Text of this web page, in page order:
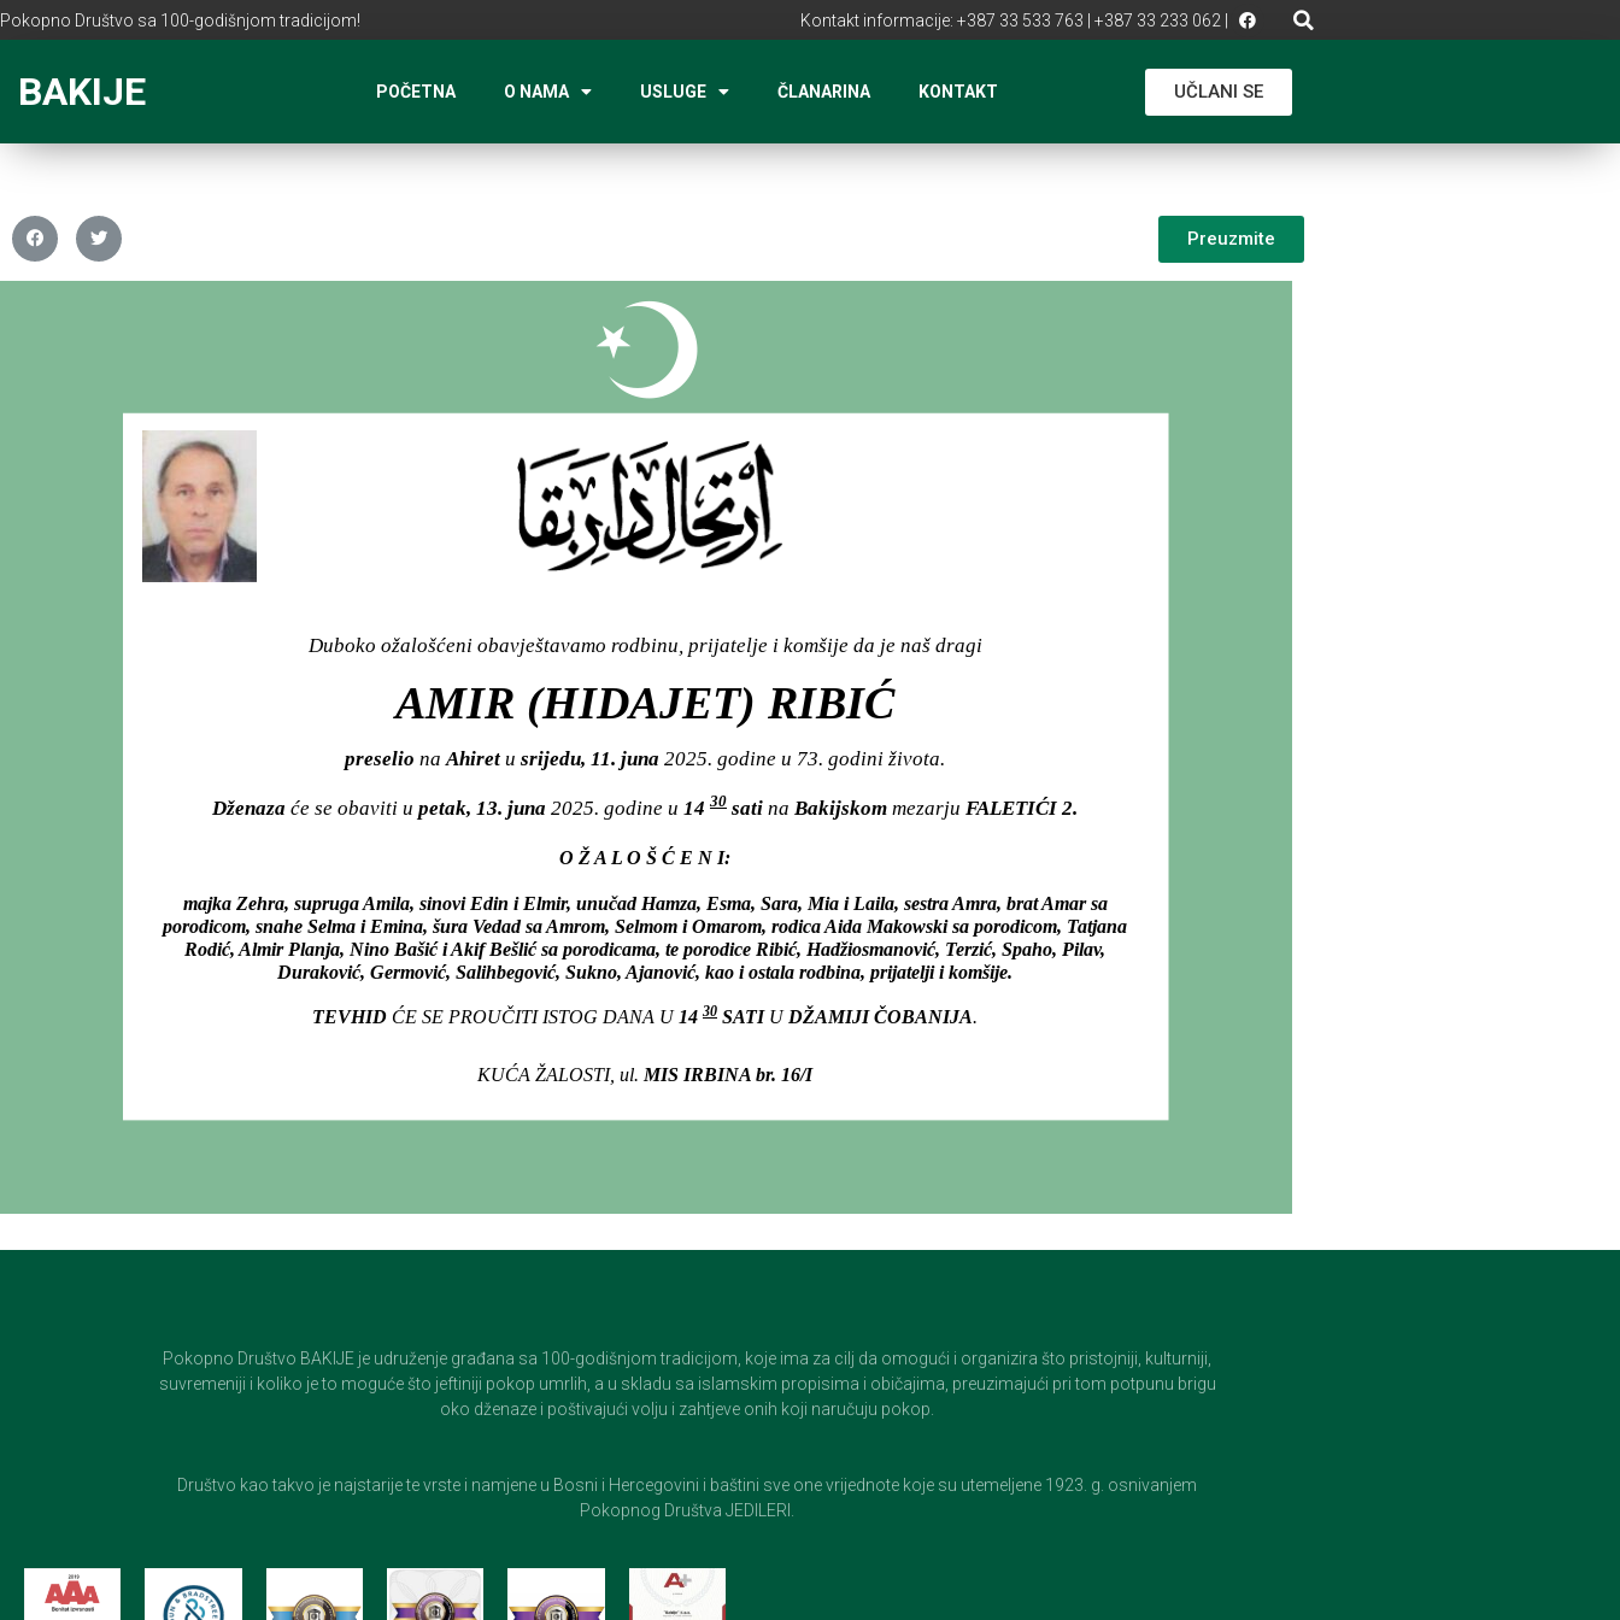
Pokopno Društvo sa 100-godišnjom tradicijom! Kontakt informacije: +387 33 533 763 | +387 33 233 062 |
BAKIJE POČETNA O NAMA USLUGE ČLANARINA KONTAKT UČLANI SE
Preuzmite
Duboko ožalošćeni obavještavamo rodbinu, prijatelje i komšije da je naš dragi
AMIR (HIDAJET) RIBIĆ
preselio naAhiret u srijedu, 11. juna 2025. godine u 73. godini života.
Dženaza će se obaviti u petak, 13. juna 2025. godine u 14 30 sati na Bakijskom mezarju FALETIĆI 2.
O Ž A L O Š Ć E N I:
majka Zehra, supruga Amila, sinovi Edin i Elmir, unučad Hamza, Esma, Sara, Mia i Laila, sestra Amra, brat Amar sa
porodicom, snahe Selma i Emina, šura Vedad sa Amrom, Selmom i Omarom, rodica Aida Makowski sa porodicom, Tatjana
Rodić, Almir Planja, Nino Bašić i Akif Bešlić sa porodicama, te porodice Ribić, Hadžiosmanović, Terzić, Spaho, Pilav,
Duraković, Germović, Salihbegović, Sukno, Ajanović, kao i ostala rodbina, prijatelji i komšije.
TEVHID ĆE SE PROUČITI ISTOG DANA U 14 30 SATIU DŽAMIJI ČOBANIJA.
KUĆA ŽALOSTI, ul. MIS IRBINA br. 16/I
Pokopno Društvo BAKIJE je udruženje građana sa 100-godišnjom tradicijom, koje ima za cilj da omogući i organizira što pristojniji, kulturniji,
suvremeniji i koliko je to moguće što jeftiniji pokop umrlih, a u skladu sa islamskim propisima i običajima, preuzimajući pri tom potpunu brigu
oko dženaze i poštivajući volju i zahtjeve onih koji naručuju pokop.
Društvo kao takvo je najstarije te vrste i namjene u Bosni i Hercegovini i baštini sve one vrijednote koje su utemeljene 1923. g. osnivanjem
Pokopnog Društva JEDILERI.